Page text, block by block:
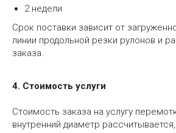
2 недели
Срок поставки зависит от
линии продольной резки рулонов и
заказа.
4. Стоимость услуги
Стоимость заказа на услугу
внутренний диаметр